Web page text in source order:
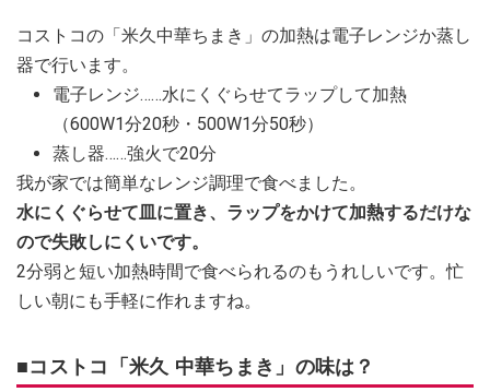
コストコの「米久中華ちまき」の加熱は電子レンジか蒸し
器で行います。
電子レンジ……水にくぐらせてラップして加熱
（600W1分20秒・500W1分50秒）
蒸し器……強火で20分
我が家では簡単なレンジ調理で食べました。
水にくぐらせて皿に置き、ラップをかけて加熱するだけな
ので失敗しにくいです。
2分弱と短い加熱時間で食べられるのもうれしいです。忙
しい朝にも手軽に作れますね。
■コストコ「米久 中華ちまき」の味は？